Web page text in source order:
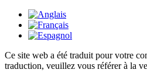
Ce site web a été traduit pour votre
traduction, veuillez vous référer à la